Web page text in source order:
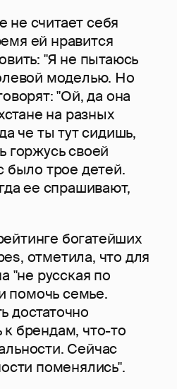
не считает себя
ей нравится
"Я не пытаюсь
моделью. Но
"Ой, да она
на разных
че ты тут сидишь,
горжусь своей
было трое детей.
ее спрашивают,
богатейших
отметила, что для
"не русская по
помочь семье.
достаточно
брендам, что-то
Сейчас
поменялись".